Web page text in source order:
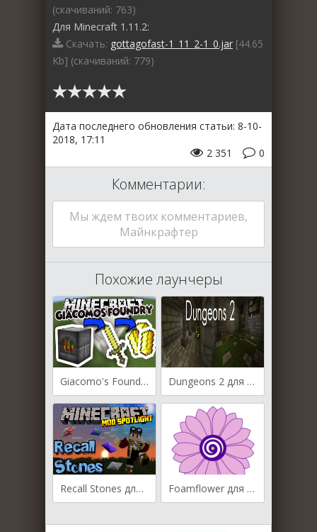
(cкачиваний: 763)
Для Minecraft 1.11.2:
Скачать: gottagofast-1_11_2-1_0.jar [44.65
Kb] (cкачиваний: 779)
Дата последнего обновления статьи: 8-10-
2018, 17:11
0
2 351
Комментарии:
Мы ждем твоих комментариев,
Майнкрафтер
Похожие лаунчеры
Giacomo's Foundry для Майнкрафт [1.12.2, 1.11.2, 1.10.2] Dungeons 2 для Майнкрафт [1.12.2, 1.12, 1.11, 1.10.2]
Recall Stones для Майнкрафт [1.10.2, 1.9.4] Foamflower для Майнкрафт [1.12.2, 1.12]